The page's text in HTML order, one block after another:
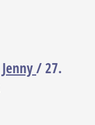
Jenny/27.